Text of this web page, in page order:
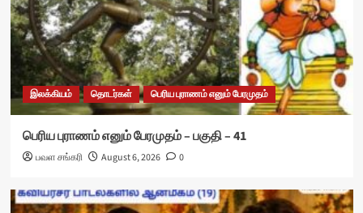
இலக்கியம் தொடர்கள் பெரிய புராணம் எனும் பேரமுதம்
பெரிய புராணம் எனும் பேரமுதம் – பகுதி – 41
பவள சங்கரி August 6, 2026 0